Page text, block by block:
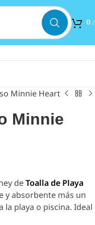
0 /
Minnie Heart
Minnie
deToalla de Playa
y absorbente más un
playa o piscina. Ideal